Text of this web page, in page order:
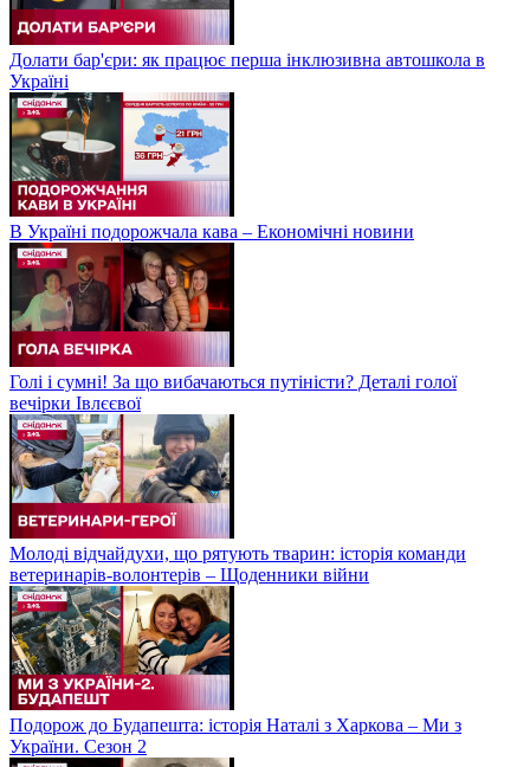
Долати бар'єри: як працює перша інклюзивна автошкола в
Україні
В Україні подорожчала кава – Економічні новини
Голі і сумні! За що вибачаються путіністи? Деталі голої
вечірки Івлєєвої
Молоді відчайдухи, що рятують тварин: історія команди
ветеринарів-волонтерів – Щоденники війни
Подорож до Будапешта: історія Наталі з Харкова – Ми з
України. Сезон 2